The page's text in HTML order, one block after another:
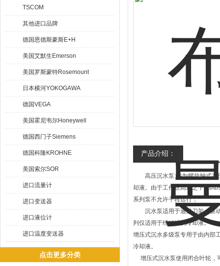
TSCOM
其他进口品牌
德国恩德斯豪斯E+H
美国艾默生Emerson
美国罗斯蒙特Rosemount
日本横河YOKOGAWA
德国VEGA
美国霍尼韦尔Honeywell
德国西门子Siemens
德国科隆KROHNE
美国索尔SOR
进口流量计
进口变送器
进口液位计
进口温度变送器
点击更多分类
产品介绍：
高压沉水泵:bs/ts螺旋轴式高
却液。由于工作在高压之下,bs/
系列泵不允许干转运行；
沉水泵适用于通过刀架、驱动
列仅适用于经过滤的冷却液。
增压式沉水多级泵专用于由内部
冷却液。
增压式沉水泵使用闭合叶轮，